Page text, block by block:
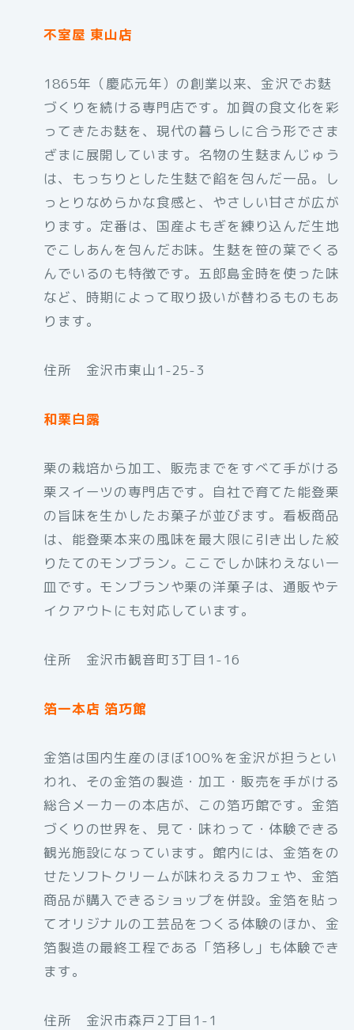
不室屋 東山店
1865年（慶応元年）の創業以来、金沢でお麩
づくりを続ける専門店です。加賀の食文化を彩
ってきたお麩を、現代の暮らしに合う形でさま
ざまに展開しています。名物の生麩まんじゅう
は、もっちりとした生麩で餡を包んだ一品。し
っとりなめらかな食感と、やさしい甘さが広が
ります。定番は、国産よもぎを練り込んだ生地
でこしあんを包んだお味。生麩を笹の葉でくる
んでいるのも特徴です。五郎島金時を使った味
など、時期によって取り扱いが替わるものもあ
ります。
住所 金沢市東山1-25-3
和栗白露
栗の栽培から加工、販売までをすべて手がける
栗スイーツの専門店です。自社で育てた能登栗
の旨味を生かしたお菓子が並びます。看板商品
は、能登栗本来の風味を最大限に引き出した絞
りたてのモンブラン。ここでしか味わえない一
皿です。モンブランや栗の洋菓子は、通販やテ
イクアウトにも対応しています。
住所 金沢市観音町3丁目1-16
箔一本店 箔巧館
金箔は国内生産のほぼ100％を金沢が担うとい
われ、その金箔の製造・加工・販売を手がける
総合メーカーの本店が、この箔巧館です。金箔
づくりの世界を、見て・味わって・体験できる
観光施設になっています。館内には、金箔をの
せたソフトクリームが味わえるカフェや、金箔
商品が購入できるショップを併設。金箔を貼っ
てオリジナルの工芸品をつくる体験のほか、金
箔製造の最終工程である「箔移し」も体験でき
ます。
住所 金沢市森戸2丁目1-1